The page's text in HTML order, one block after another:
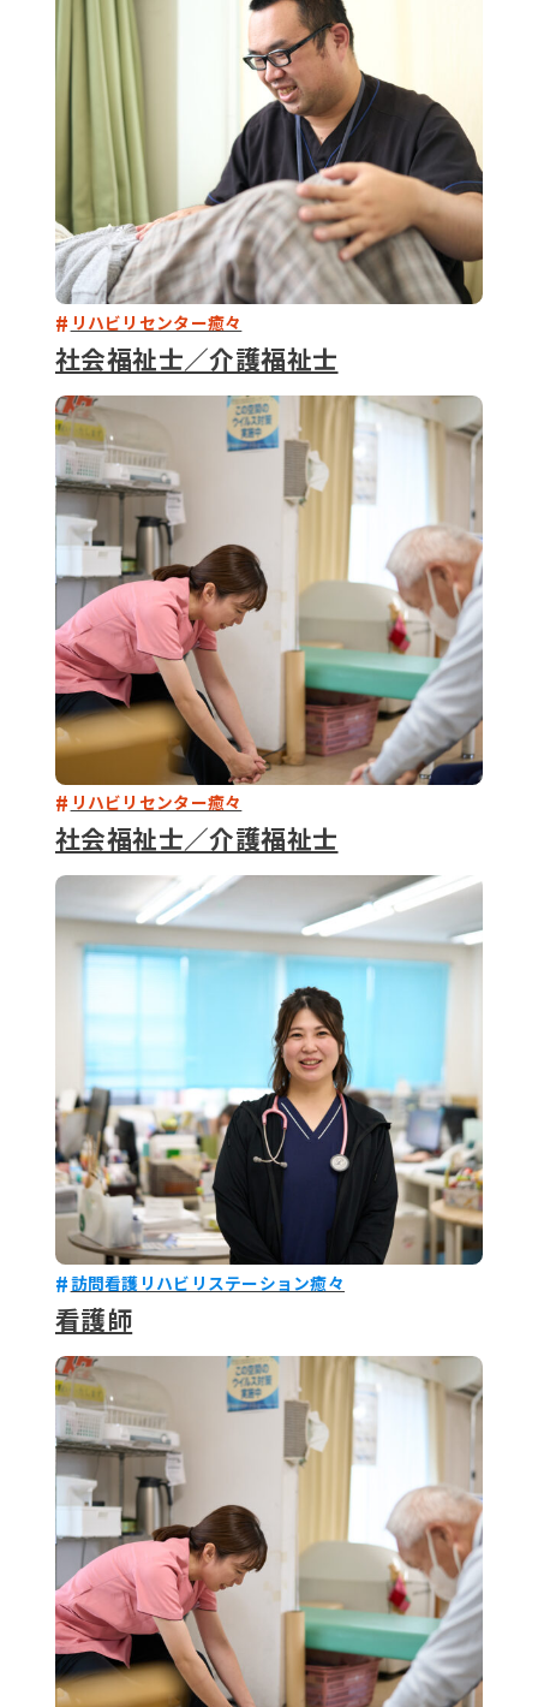
リハビリセンター癒々
社会福祉士／介護福祉士
リハビリセンター癒々
社会福祉士／介護福祉士
訪問看護リハビリステーション癒々
看護師